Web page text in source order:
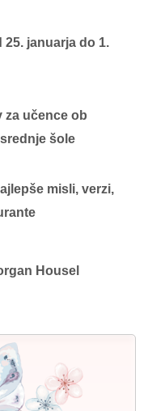
januarja do 1.
za učence ob
šole
misli, verzi,
Housel